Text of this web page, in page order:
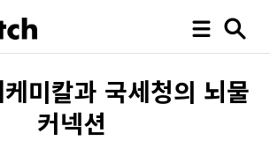
미칼과 국세청의 뇌물
커넥션